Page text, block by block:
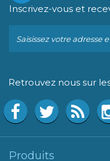
Inscrivez-vous et
Retrouvez nous sur
Produits